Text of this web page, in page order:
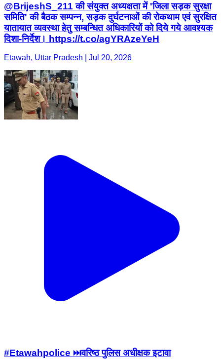
@BrijeshS_211 की संयुक्त अध्यक्षता में 'जिला सड़क सुरक्षा
समिति' की बैठक सम्पन्न, सड़क दुर्घटनाओं की रोकथाम एवं सुरक्षित
यातायात व्यवस्था हेतु सम्बन्धित अधिकारियों को दिये गये आवश्यक
दिशा-निर्देश। https://t.co/agYRAzeYeH
Etawah, Uttar Pradesh | Jul 20, 2026
#Etawahpolice ⏭️वरिष्ठ पुलिस अधीक्षक इटावा